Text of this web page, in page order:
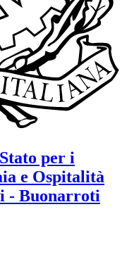
per i
e Ospitalità
- Buonarroti